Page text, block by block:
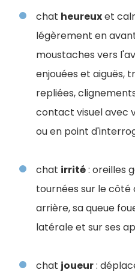
chat heureuxet
légèrement en
moustaches vers
enjouées et aiguës,
repliées,
contact visuel avec
ou en point
chat irrité: oreilles
tournées sur le
arrière, sa queue
latérale et sur ses
chat joueur: